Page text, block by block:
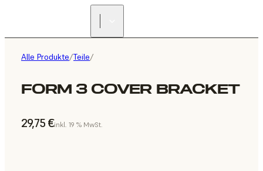
Alle Produkte/Teile/
FORM 3 COVER BRACKET
29,75 €inkl. 19 % MwSt.